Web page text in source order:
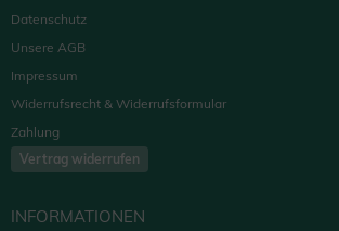
Datenschutz
Unsere AGB
Impressum
Widerrufsrecht & Widerrufsformular
Zahlung
Vertrag widerrufen
INFORMATIONEN